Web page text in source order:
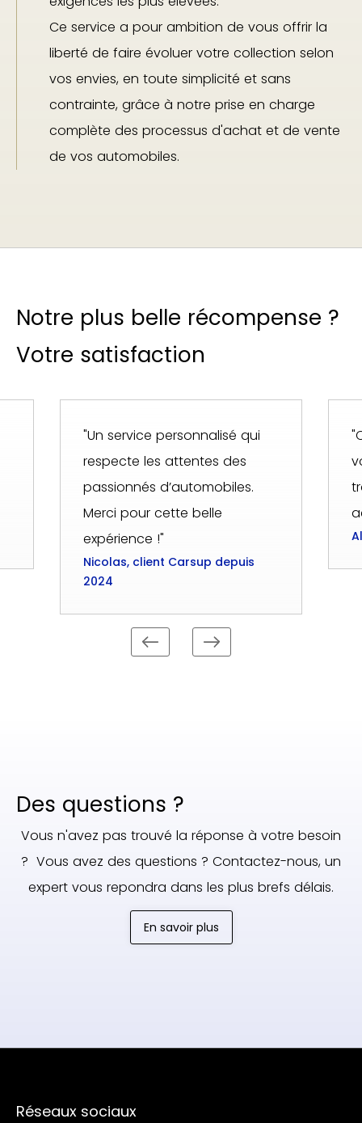
Ce service a pour ambition de vous offrir la
liberté de faire évoluer votre collection selon
vos envies, en toute simplicité et sans
contrainte, grâce à notre prise en charge
complète des processus d'achat et de vente
de vos automobiles.
Notre plus belle récompense ?
Votre satisfaction
"Un service personnalisé qui
respecte les attentes des
passionnés d’automobiles.
Merci pour cette belle
expérience !"
Nicolas, client Carsup depuis
2024
Des questions ?
Vous n'avez pas trouvé la réponse à votre besoin
? Vous avez des questions ? Contactez-nous, un
expert vous repondra dans les plus brefs délais.
En savoir plus
Réseaux sociaux